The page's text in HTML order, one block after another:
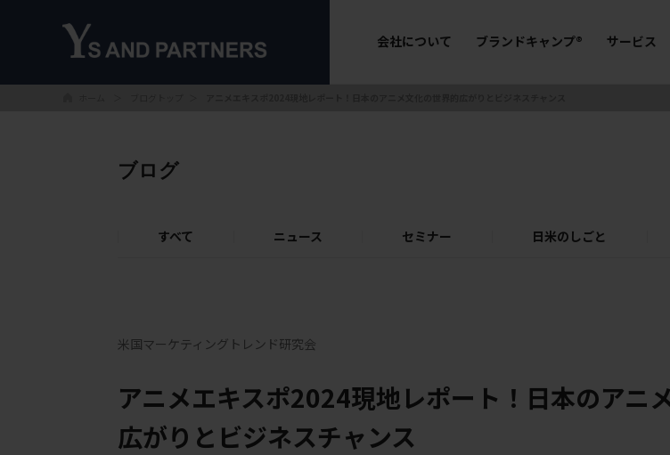
会社について ブランドキャンプ® サービス
ブログ
すべて ニュース セミナー 日米のしごと
米国マーケティングトレンド研究会
アニメエキスポ2024現地レポート！日本のアニ
広がりとビジネスチャンス